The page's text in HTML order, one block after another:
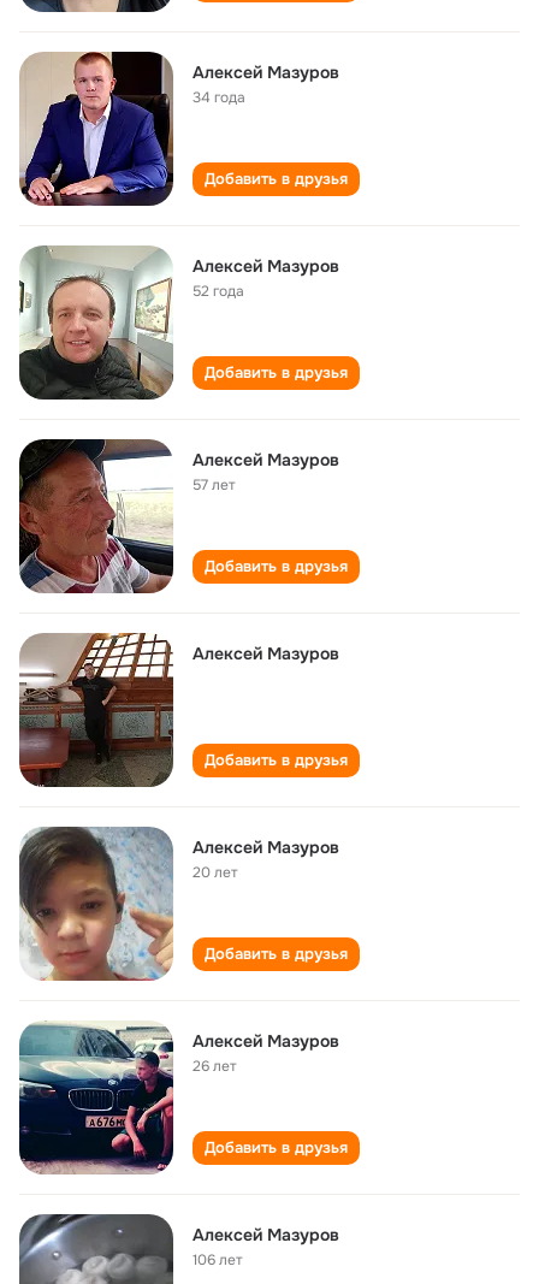
Алексей Мазуров
34 года
Добавить в друзья
Алексей Мазуров
52 года
Добавить в друзья
Алексей Мазуров
57 лет
Добавить в друзья
Алексей Мазуров
Добавить в друзья
Алексей Мазуров
20 лет
Добавить в друзья
Алексей Мазуров
26 лет
Добавить в друзья
Алексей Мазуров
106 лет